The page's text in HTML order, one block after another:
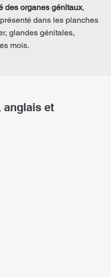
des organes génitaux,
dans les planches
glandes génitales,
mois.
anglais et